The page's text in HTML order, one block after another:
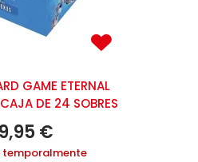
GAME ETERNAL
DE 24 SOBRES
€